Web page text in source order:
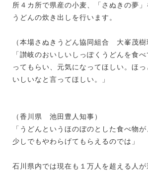
所４カ所で県産の小麦、「さぬきの夢」
うどんの炊き出しを行います。
（本場さぬきうどん協同組合 大峯茂樹
「讃岐のおいしいしっぽくうどんを食
ってもらい、元気になってほしい。ほ
いしいなと言ってほしい。」
（香川県 池田豊人知事）
「うどんというほのぼのとした食べ物
少しでもやわらげてもらえるのでは」
石川県内では現在も１万人を超える人